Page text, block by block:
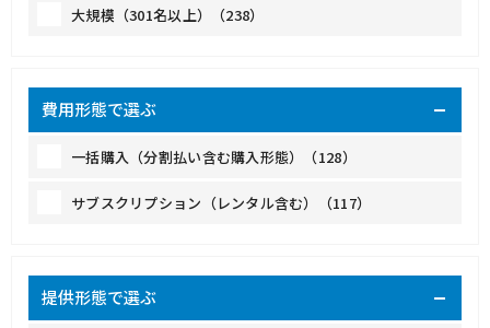
大規模（301名以上）（238）
費用形態で選ぶ
一括購入（分割払い含む購入形態）（128）
サブスクリプション（レンタル含む）（117）
提供形態で選ぶ